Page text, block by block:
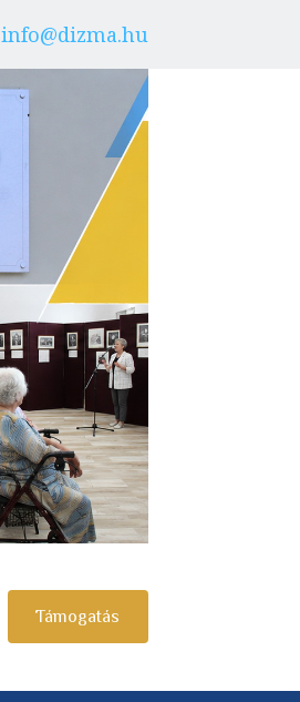
info@dizma.hu
Támogatás